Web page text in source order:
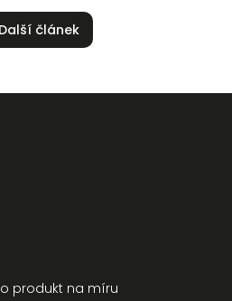
Další článek
produkt na míru